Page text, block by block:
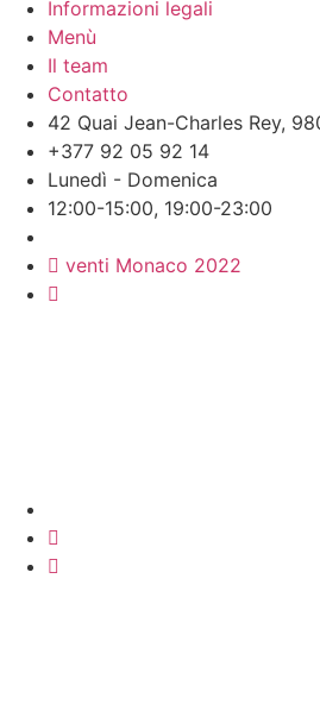
Informazioni legali
Menù
Il team
Contatto
42 Quai Jean-Charles Rey,
+377 92 05 92 14
Lunedì - Domenica
12:00-15:00, 19:00-23:00
venti Monaco 2022